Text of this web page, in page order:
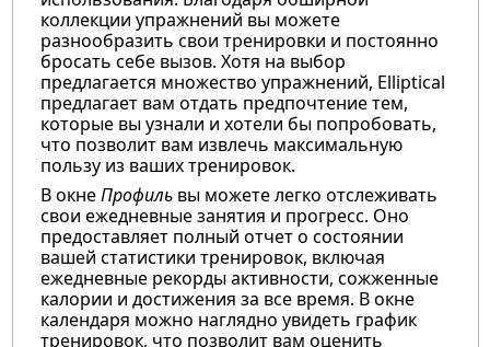
коллекции упражнений вы можете
разнообразить свои тренировки и постоянно
бросать себе вызов. Хотя на выбор
предлагается множество упражнений, Elliptical
предлагает вам отдать предпочтение тем,
которые вы узнали и хотели бы попробовать,
что позволит вам извлечь максимальную
пользу из ваших тренировок.
В окнеПрофильвы можете легко отслеживать
свои ежедневные занятия и прогресс. Оно
предоставляет полный отчет о состоянии
вашей статистики тренировок, включая
ежедневные рекорды активности, сожженные
калории и достижения за все время. В окне
календаря можно наглядно увидеть график
тренировок, что позволит вам оценить